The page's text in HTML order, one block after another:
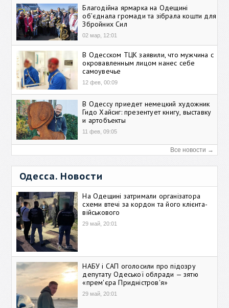
Благодійна ярмарка на Одещині
об’єднала громади та зібрала кошти для
Збройних Сил
02 мар, 12:01
В Одесском ТЦК заявили, что мужчина с
окровавленным лицом нанес себе
самоувечье
12 фев, 00:09
В Одессу приедет немецкий художник
Гидо Хайсиг: презентует книгу, выставку
и артобъекты
11 фев, 09:05
Все новости →
Одесса. Новости
На Одещині затримали організатора
схеми втечі за кордон та його клієнта-
військового
29 май, 20:01
НАБУ і САП оголосили про підозру
депутату Одеської облради — зятю
«прем'єра Придністров'я»
29 май, 20:01